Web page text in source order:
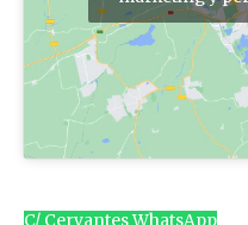
C/ Cervantes WhatsApp